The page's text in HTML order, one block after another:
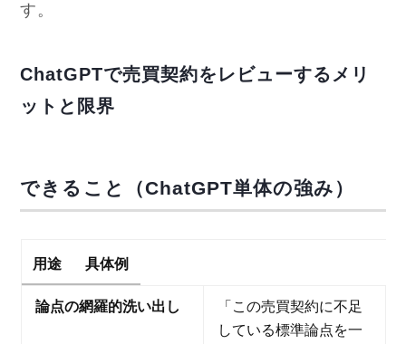
す。
ChatGPTで売買契約をレビューするメリ
ットと限界
できること（ChatGPT単体の強み）
用途 具体例
論点の網羅的洗い出し
「この売買契約に不足
している標準論点を一